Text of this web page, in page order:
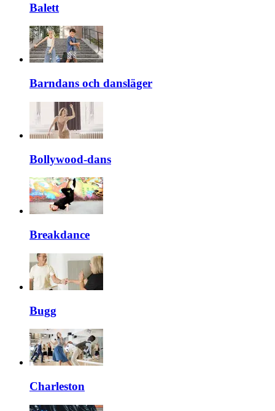
Balett
Barndans och dansläger
Bollywood-dans
Breakdance
Bugg
Charleston